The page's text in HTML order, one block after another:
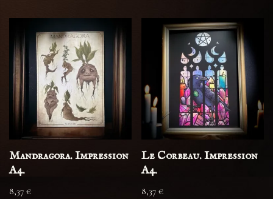
Mandragora. Impression
A4.
8,37 €
Le Corbeau. Impression
A4.
8,37€